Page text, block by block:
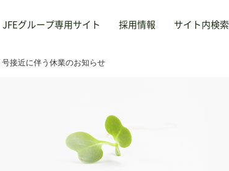
事業内容
エコ作
自販機整備
JFEグループ専用サイト 採用情報 サイト内検索
号接近に伴う休業のお知らせ